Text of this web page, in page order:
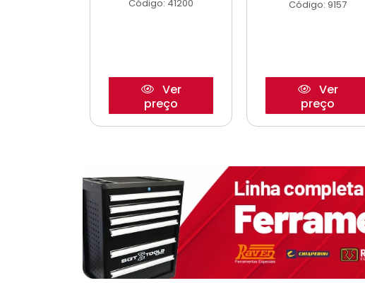
Código: 41200
Ver
preço
Código: 9157
Ver
preço